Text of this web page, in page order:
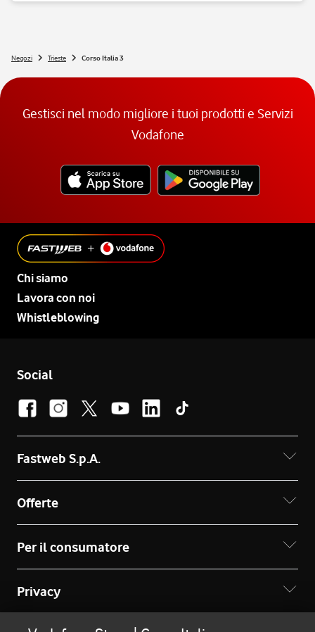
Negozi Trieste Corso Italia 3
Gestisci nel modo migliore i tuoi prodotti e Servizi
Vodafone
Chi siamo
Lavora con noi
Whistleblowing
Social
Fastweb S.p.A.
Offerte
Per il consumatore
Privacy